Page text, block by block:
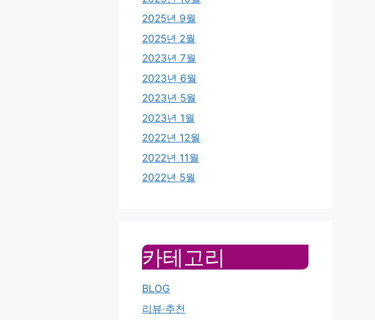
2025년 9월
2025년 2월
2023년 7월
2023년 6월
2023년 5월
2023년 1월
2022년 12월
2022년 11월
2022년 5월
카테고리
BLOG
리뷰·추천